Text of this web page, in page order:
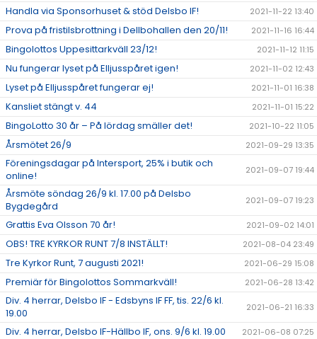
Handla via Sponsorhuset & stöd Delsbo IF! 2021-11-22 13:40
Prova på fristilsbrottning i Dellbohallen den 20/11! 2021-11-16 16:44
Bingolottos Uppesittarkväll 23/12! 2021-11-12 11:15
Nu fungerar lyset på Elljusspåret igen! 2021-11-02 12:43
Lyset på Elljusspåret fungerar ej! 2021-11-01 16:38
Kansliet stängt v. 44 2021-11-01 15:22
BingoLotto 30 år – På lördag smäller det! 2021-10-22 11:05
Årsmötet 26/9 2021-09-29 13:35
Föreningsdagar på Intersport, 25% i butik och
online!
2021-09-07 19:44
Årsmöte söndag 26/9 kl. 17.00 på Delsbo
Bygdegård
2021-09-07 19:23
Grattis Eva Olsson 70 år! 2021-09-02 14:01
OBS! TRE KYRKOR RUNT 7/8 INSTÄLLT! 2021-08-04 23:49
Tre Kyrkor Runt, 7 augusti 2021! 2021-06-29 15:08
Premiär för Bingolottos Sommarkväll! 2021-06-28 13:42
Div. 4 herrar, Delsbo IF - Edsbyns IF FF, tis. 22/6 kl.
19.00
2021-06-21 16:33
Div. 4 herrar, Delsbo IF-Hällbo IF, ons. 9/6 kl. 19.00 2021-06-08 07:25